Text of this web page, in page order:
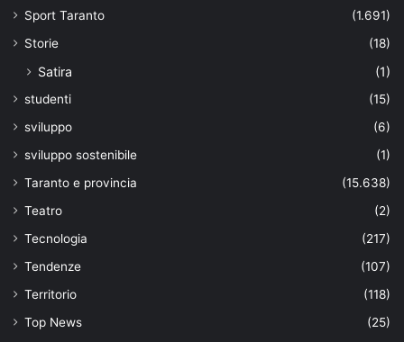
Sport Taranto
(1.691)
Storie
(18)
Satira (1)
studenti
(15)
sviluppo
(6)
sviluppo sostenibile
(1)
Taranto e provincia
(15.638)
Teatro
(2)
Tecnologia
(217)
Tendenze
(107)
Territorio
(118)
Top News
(25)